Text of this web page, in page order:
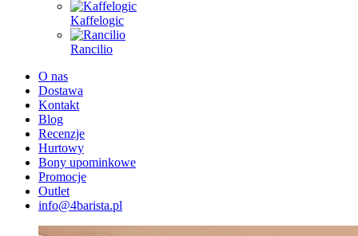
Kaffelogic
Rancilio
O nas
Dostawa
Kontakt
Blog
Recenzje
Hurtowy
Bony upominkowe
Promocje
Outlet
info@4barista.pl